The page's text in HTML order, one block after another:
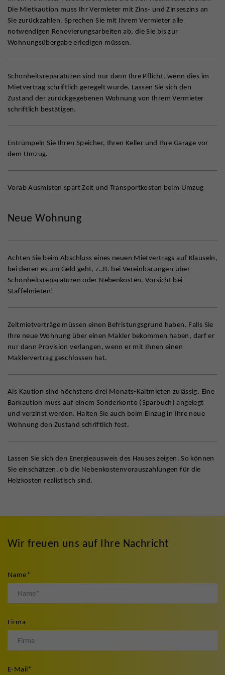
Die Mietkaution muss Ihr Vermieter mit Zins- und Zinseszins an
Sie zurückzahlen. Sprechen Sie mit Ihrem Vermieter alle
notwendigen Renovierungsarbeiten ab, die Sie bis zur
Wohnungsübergabe erledigen müssen.
Schönheitsreparaturen sind nur dann Ihre Pflicht, wenn dies im
Mietvertrag schriftlich geregelt wurde. Lassen Sie sich den
Zustand der zurückgegebenen Wohnung von Ihrem Vermieter
schriftlich bestätigen.
Entrümpeln Sie Ihren Speicher, Ihren Keller und Ihre Garage vor
dem Umzug.
Vorab Ausmisten spart Zeit und Transportkosten beim Umzug
Neue Wohnung
Achten Sie beim Abschluss eines neuen Mietvertrags auf Klauseln,
bei denen es um Geld geht, z..B. bei Vereinbarungen über
Schönheitsreparaturen oder Nebenkosten. Vorsicht bei
Staffelmieten!
Zeitmietverträge müssen einen Befristungsgrund haben. Falls Sie
Ihre neue Wohnung über einen Makler bekommen haben, darf er
nur dann Provision verlangen, wenn er mit Ihnen einen
Maklervertrag geschlossen hat.
Als Kaution sind höchstens drei Monats-Kaltmieten zulässig. Eine
Barkaution muss auf einem Sonderkonto (Sparbuch) angelegt
und verzinst werden. Halten Sie auch beim Einzug in Ihre neue
Wohnung den Zustand schriftlich fest.
Lassen Sie sich den Energieausweis des Hauses zeigen. So können
Sie einschätzen, ob die Nebenkostenvorauszahlungen für die
Heizkosten realistisch sind.
Wir freuen uns auf Ihre Nachricht
Name*
Firma
E-Mail*